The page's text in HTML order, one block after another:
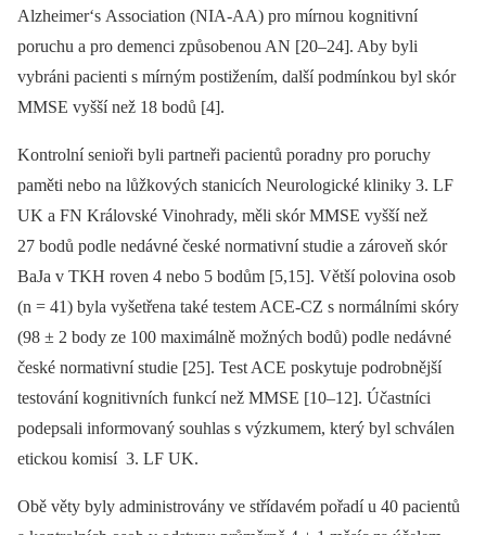
Alzheimer‘s Association (NIA-AA) pro mírnou kognitivní
poruchu a pro demenci způsobenou AN [20–24]. Aby byli
vybráni pacienti s mírným postižením, další podmínkou byl skór
MMSE vyšší než 18 bodů [4].
Kontrolní senioři byli partneři pacientů poradny pro poruchy
paměti nebo na lůžkových stanicích Neurologické kliniky 3. LF
UK a FN Královské Vinohrady, měli skór MMSE vyšší než
27 bodů podle nedávné české normativní studie a zároveň skór
BaJa v TKH roven 4 nebo 5 bodům [5,15]. Větší polovina osob
(n = 41) byla vyšetřena také testem ACE-CZ s normálními skóry
(98 ± 2 body ze 100 maximálně možných bodů) podle nedávné
české normativní studie [25]. Test ACE poskytuje podrobnější
testování kognitivních funkcí než MMSE [10–12]. Účastníci
podepsali informovaný souhlas s výzkumem, který byl schválen
etickou komisí 3. LF UK.
Obě věty byly administrovány ve střídavém pořadí u 40 pacientů